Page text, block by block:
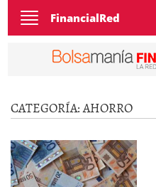
Toggle
navigation
FinancialRed
CATEGORÍA:AHORRO